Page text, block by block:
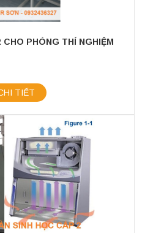
PHÒNG THÍ NGHIỆM
TIẾT